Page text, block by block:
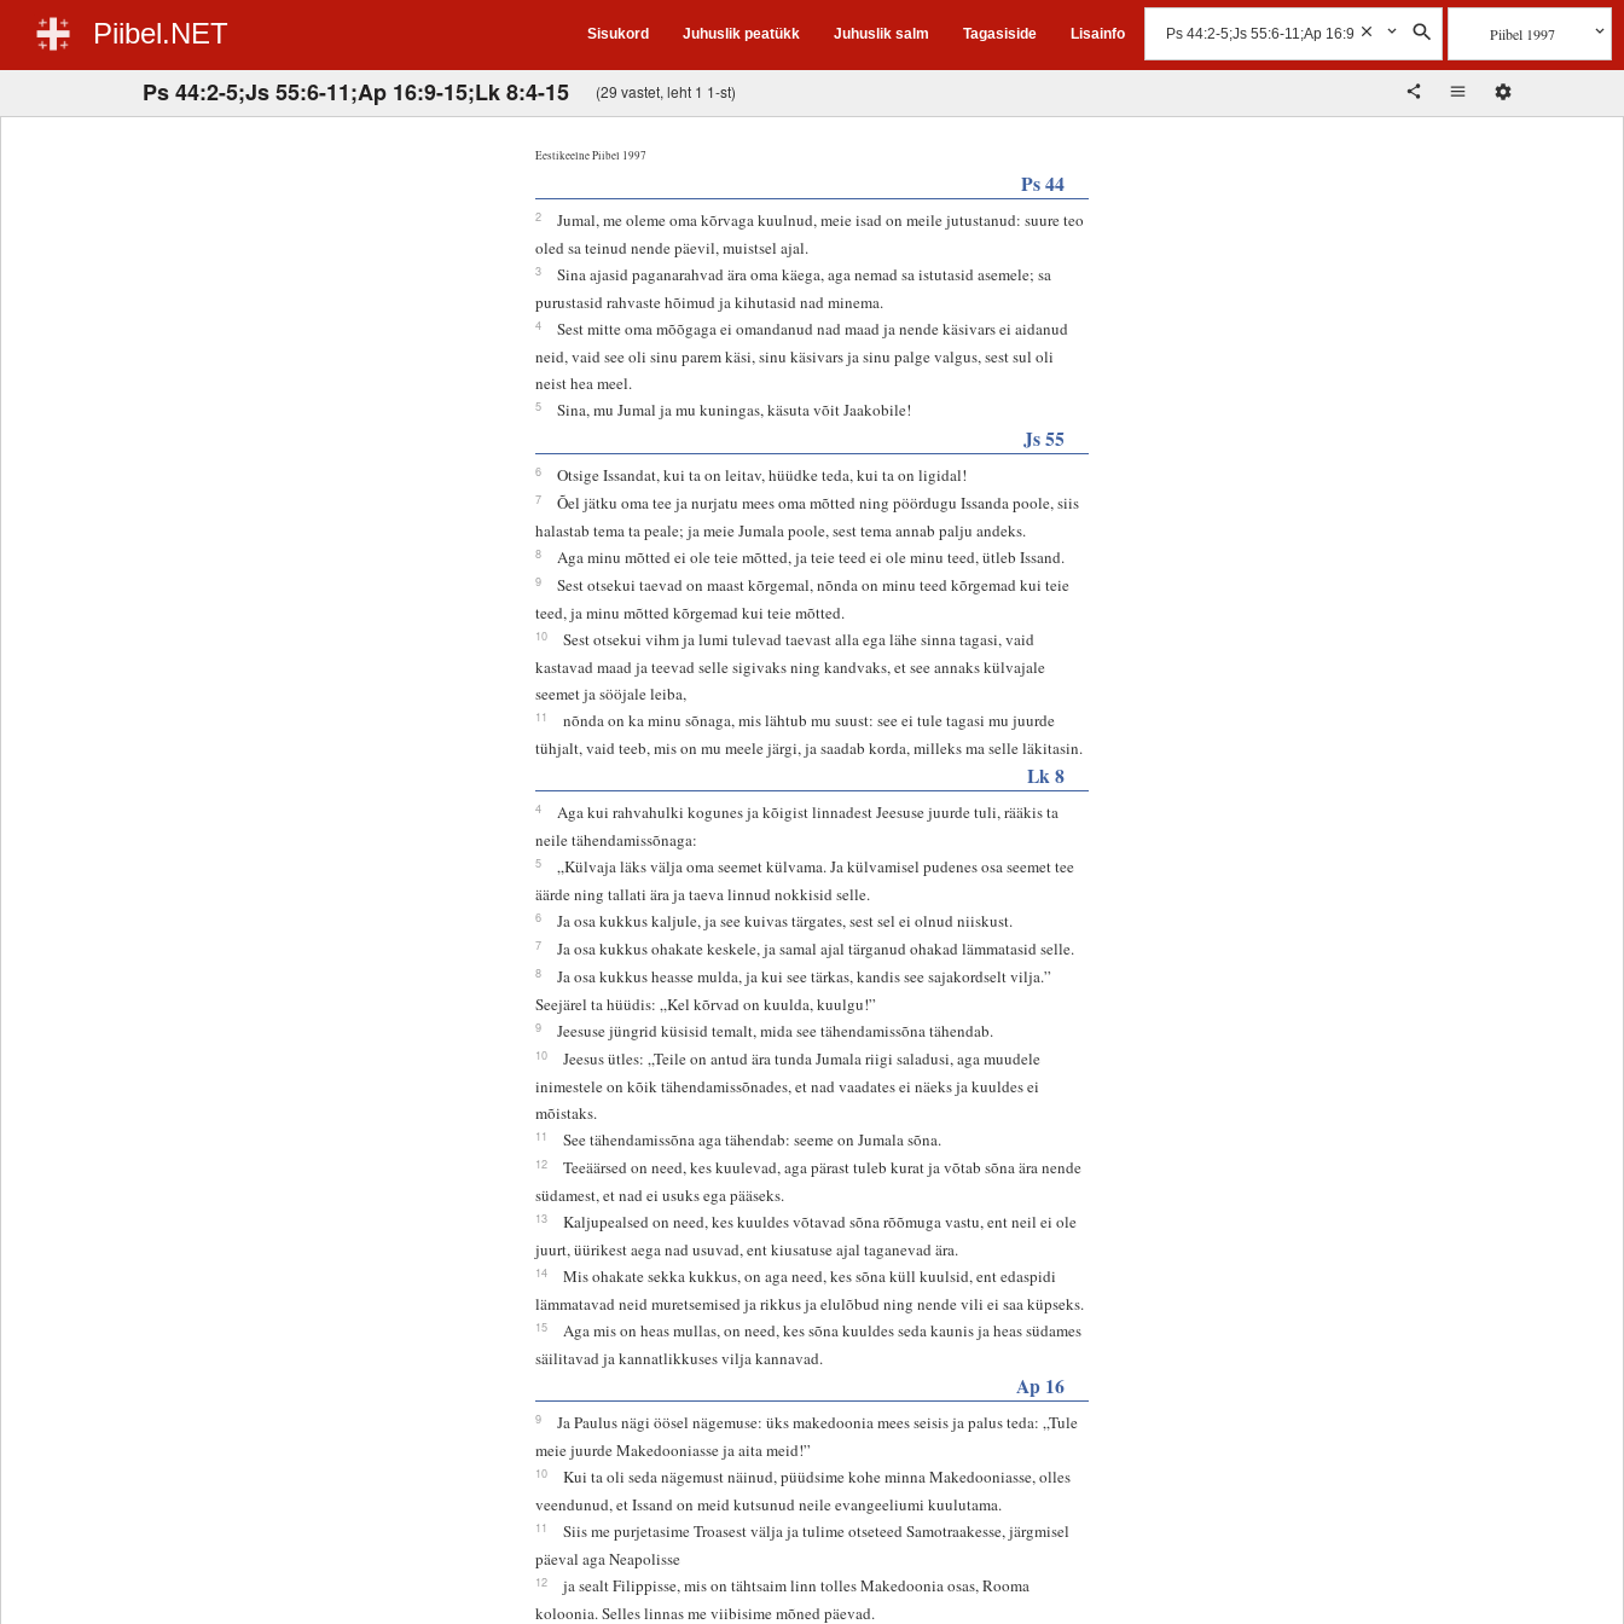
Piibel.NET Sisukord Juhuslik peatükk Juhuslik salm Tagasiside Lisainfo Piibel 1997
Ps 44:2-5;Js 55:6-11;Ap 16:9-15;Lk 8:4-15 (29 vastet, leht 1 1-st)
Eestikeelne Piibel 1997
Ps 44
2
Jumal, me oleme oma kõrvaga kuulnud, meie isad on meile jutustanud: suure teo
oled sa teinud nende päevil, muistsel ajal.
3
Sina ajasid paganarahvad ära oma käega, aga nemad sa istutasid asemele; sa
purustasid rahvaste hõimud ja kihutasid nad minema.
4
Sest mitte oma mõõgaga ei omandanud nad maad ja nende käsivars ei aidanud
neid, vaid see oli sinu parem käsi, sinu käsivars ja sinu palge valgus, sest sul oli
neist hea meel.
5 Sina, mu Jumal ja mu kuningas, käsuta võit Jaakobile!
Js 55
6 Otsige Issandat, kui ta on leitav, hüüdke teda, kui ta on ligidal!
7
Õel jätku oma tee ja nurjatu mees oma mõtted ning pöördugu Issanda poole, siis
halastab tema ta peale; ja meie Jumala poole, sest tema annab palju andeks.
8 Aga minu mõtted ei ole teie mõtted, ja teie teed ei ole minu teed, ütleb Issand.
9
Sest otsekui taevad on maast kõrgemal, nõnda on minu teed kõrgemad kui teie
teed, ja minu mõtted kõrgemad kui teie mõtted.
10
Sest otsekui vihm ja lumi tulevad taevast alla ega lähe sinna tagasi, vaid
kastavad maad ja teevad selle sigivaks ning kandvaks, et see annaks külvajale
seemet ja sööjale leiba,
11
nõnda on ka minu sõnaga, mis lähtub mu suust: see ei tule tagasi mu juurde
tühjalt, vaid teeb, mis on mu meele järgi, ja saadab korda, milleks ma selle läkitasin.
Lk 8
4
Aga kui rahvahulki kogunes ja kõigist linnadest Jeesuse juurde tuli, rääkis ta
neile tähendamissõnaga:
5
„Külvaja läks välja oma seemet külvama. Ja külvamisel pudenes osa seemet tee
äärde ning tallati ära ja taeva linnud nokkisid selle.
6 Ja osa kukkus kaljule, ja see kuivas tärgates, sest sel ei olnud niiskust.
7 Ja osa kukkus ohakate keskele, ja samal ajal tärganud ohakad lämmatasid selle.
8
Ja osa kukkus heasse mulda, ja kui see tärkas, kandis see sajakordselt vilja.”
Seejärel ta hüüdis: „Kel kõrvad on kuulda, kuulgu!”
9 Jeesuse jüngrid küsisid temalt, mida see tähendamissõna tähendab.
10
Jeesus ütles: „Teile on antud ära tunda Jumala riigi saladusi, aga muudele
inimestele on kõik tähendamissõnades, et nad vaadates ei näeks ja kuuldes ei
mõistaks.
11 See tähendamissõna aga tähendab: seeme on Jumala sõna.
12
Teeäärsed on need, kes kuulevad, aga pärast tuleb kurat ja võtab sõna ära nende
südamest, et nad ei usuks ega pääseks.
13
Kaljupealsed on need, kes kuuldes võtavad sõna rõõmuga vastu, ent neil ei ole
juurt, üürikest aega nad usuvad, ent kiusatuse ajal taganevad ära.
14
Mis ohakate sekka kukkus, on aga need, kes sõna küll kuulsid, ent edaspidi
lämmatavad neid muretsemised ja rikkus ja elulõbud ning nende vili ei saa küpseks.
15
Aga mis on heas mullas, on need, kes sõna kuuldes seda kaunis ja heas südames
säilitavad ja kannatlikkuses vilja kannavad.
Ap 16
9
Ja Paulus nägi öösel nägemuse: üks makedoonia mees seisis ja palus teda: „Tule
meie juurde Makedooniasse ja aita meid!”
10
Kui ta oli seda nägemust näinud, püüdsime kohe minna Makedooniasse, olles
veendunud, et Issand on meid kutsunud neile evangeeliumi kuulutama.
11
Siis me purjetasime Troasest välja ja tulime otseteed Samotraakesse, järgmisel
päeval aga Neapolisse
12
ja sealt Filippisse, mis on tähtsaim linn tolles Makedoonia osas, Rooma
koloonia. Selles linnas me viibisime mõned päevad.